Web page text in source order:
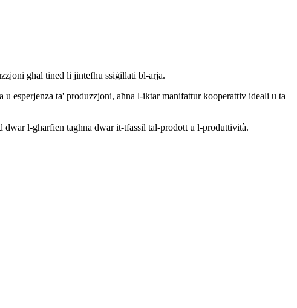
għal tined li jintefħu ssiġillati bl-arja.
esperjenza ta' produzzjoni, aħna l-iktar manifattur kooperattiv ideali u ta
l-għarfien tagħna dwar it-tfassil tal-prodott u l-produttività.